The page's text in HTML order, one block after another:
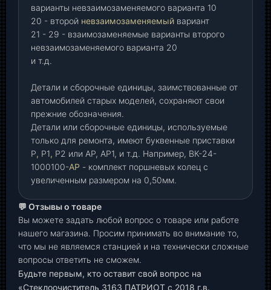
варианты невзаимозаменяемого варианта 10
20 - второй невзаимозаменяемый вариант
21 - 29 - взаимозаменяемые варианты второго
невзаимозаменяемого варианта 20
и т.д.
Детали и сборочные единицы, заимствованные от
автомобилей старых моделей, сохраняют свои
прежние обозначения.
Детали или сборочные единицы, используемые
только для ремонта, имеют буквенные приставки
Р, Р1, Р2 или АР, АР1, и т.д. Например, ВК-24-
1000100-АР - комплект поршневых колец с
увеличенным размером на 0,50мм.
💬 Отзывы о товаре
Вы можете задать любой вопрос о товаре или работе
нашего магазина. Просим принимать во внимание то,
что мы не являемся станцией и на технически сложные
вопросы ответить не сможем.
Будьте первым, кто оставит свой вопрос на
«Стеклоочиститель 3163 ПАТРИОТ с 2018 г.в.